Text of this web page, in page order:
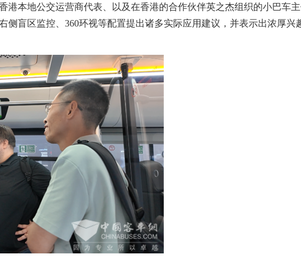
本地公交运营商代表、以及在香港的合作伙伴英之杰组织的小巴车
盲区监控、360环视等配置提出诸多实际应用建议，并表示出浓厚兴